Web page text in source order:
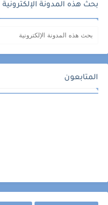
بحث هذه المدونة الإلكترونية
المتابعون